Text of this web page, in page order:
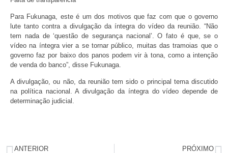
Para Fukunaga, este é um dos motivos que faz com que o governo
lute tanto contra a divulgação da íntegra do vídeo da reunião. “Não
tem nada de ‘questão de segurança nacional’. O fato é que, se o
vídeo na íntegra vier a se tornar público, muitas das tramoias que o
governo faz por baixo dos panos podem vir à tona, como a intenção
de venda do banco”, disse Fukunaga.
A divulgação, ou não, da reunião tem sido o principal tema discutido
na política nacional. A divulgação da íntegra do vídeo depende de
determinação judicial.
ANTERIOR PRÓXIMO